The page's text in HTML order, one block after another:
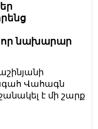
նախարար
Վահագն
է մի շարք